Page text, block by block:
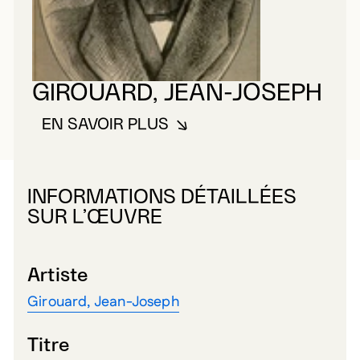
GIROUARD, JEAN-JOSEPH
EN SAVOIR PLUSÀ PROPOS DE GIROUARD,
INFORMATIONS DÉTAILLÉES
SUR L’ŒUVRE
Artiste
Girouard, Jean-Joseph
Titre